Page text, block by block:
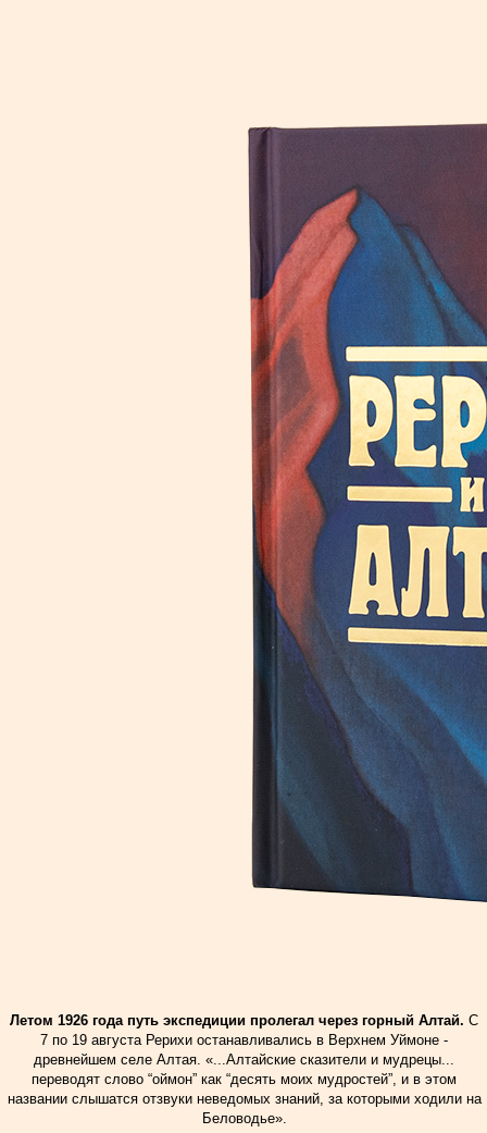
Летом 1926 года путь экспедиции пролегал через горный Алтай. С
7 по 19 августа Рерихи останавливались в Верхнем Уймоне -
древнейшем селе Алтая. «...Алтайские сказители и мудрецы...
переводят слово “оймон” как “десять моих мудростей”, и в этом
названии слышатся отзвуки неведомых знаний, за которыми ходили на
Беловодье».